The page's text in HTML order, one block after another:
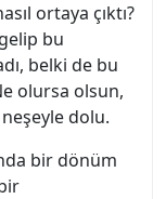
ortaya çıktı?
bu
belki de bu
olursa olsun,
dolu.
bir dönüm